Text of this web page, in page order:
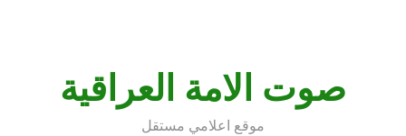
صوت الامة العراقية
موقع اعلامي مستقل